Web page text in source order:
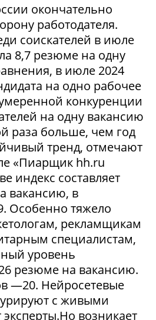
окончательно
работодателя.
соискателей в июле
8,7 резюме на одну
в июле 2024
на одно рабочее
конкуренции
на одну вакансию
раза больше, чем год
тренд, отмечают
«Пиарщик hh.ru
индекс составляет
вакансию, в
Особенно тяжело
рекламщикам
специалистам,
уровень
резюме на вакансию.
—20. Нейросетевые
с живыми
возникает